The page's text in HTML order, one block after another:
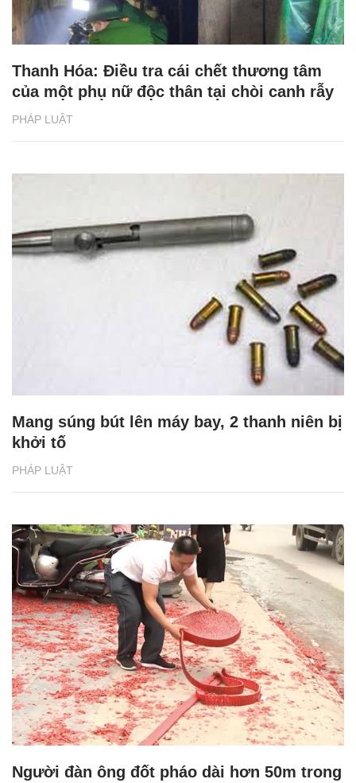
PHÁP LUẬT
Thanh Hóa: Điều tra cái chết thương tâm
của một phụ nữ độc thân tại chòi canh rẫy
PHÁP LUẬT
Mang súng bút lên máy bay, 2 thanh niên bị
khởi tố
Người đàn ông đốt pháo dài hơn 50m trong